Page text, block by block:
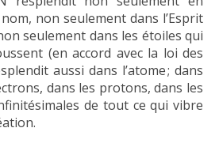
nom, non seulement dans l’Esprit
seulement dans les étoiles qui
(en accord avec la loi des
aussi dans l’atome ; dans
dans les protons, dans les
de tout ce qui vibre